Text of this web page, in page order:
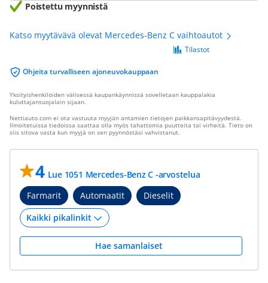
Poistettu myynnistä
Katso myytävävä olevat Mercedes-Benz C vaihtoautot
Ohjeita turvalliseen ajoneuvokauppaan
Tilastot
Yksityishenkilöiden välisessä kaupankäynnissä sovelletaan kauppalakia
kuluttajansuojalain sijaan.
Nettiauto.com ei ota vastuuta myyjän antamien tietojen paikkansapitävyydestä.
Ilmoitetuissa tiedoissa saattaa olla myös tahattomia puutteita tai virheitä. Tieto on
siis sitova vasta kun myyjä on sen pyynnöstäsi vahvistanut.
4 Lue 1051 Mercedes-Benz C -arvostelua
Farmarit
Automaatit Dieselit
Hae samanlaiset